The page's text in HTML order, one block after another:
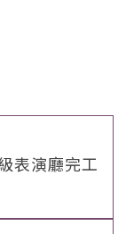
表演廳完工